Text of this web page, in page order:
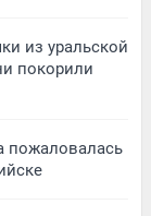
из уральской
покорили
пожаловалась